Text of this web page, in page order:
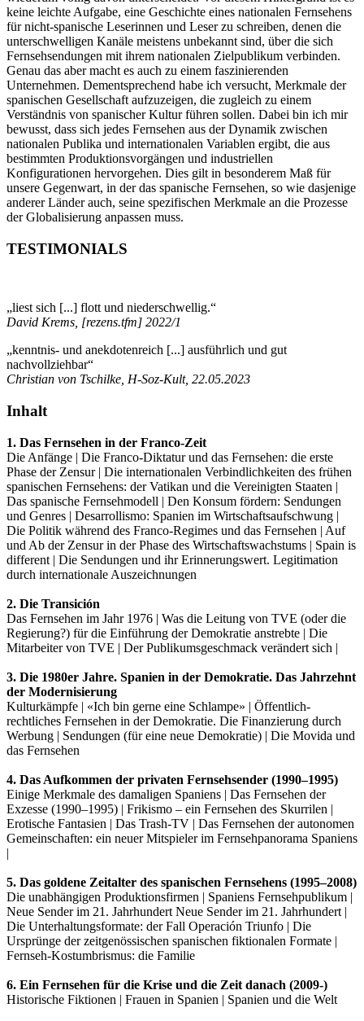
keine leichte Aufgabe, eine Geschichte eines nationalen Fernsehens
für nicht-spanische Leserinnen und Leser zu schreiben, denen die
unterschwelligen Kanäle meistens unbekannt sind, über die sich
Fernsehsendungen mit ihrem nationalen Zielpublikum verbinden.
Genau das aber macht es auch zu einem faszinierenden
Unternehmen. Dementsprechend habe ich versucht, Merkmale der
spanischen Gesellschaft aufzuzeigen, die zugleich zu einem
Verständnis von spanischer Kultur führen sollen. Dabei bin ich mir
bewusst, dass sich jedes Fernsehen aus der Dynamik zwischen
nationalen Publika und internationalen Variablen ergibt, die aus
bestimmten Produktionsvorgängen und industriellen
Konfigurationen hervorgehen. Dies gilt in besonderem Maß für
unsere Gegenwart, in der das spanische Fernsehen, so wie dasjenige
anderer Länder auch, seine spezifischen Merkmale an die Prozesse
der Globalisierung anpassen muss.
TESTIMONIALS
„liest sich [...] flott und niederschwellig.“
David Krems, [rezens.tfm] 2022/1
„kenntnis- und anekdotenreich [...] ausführlich und gut
nachvollziehbar“
Christian von Tschilke, H-Soz-Kult, 22.05.2023
Inhalt
1. Das Fernsehen in der Franco-Zeit
Die Anfänge | Die Franco-Diktatur und das Fernsehen: die erste
Phase der Zensur | Die internationalen Verbindlichkeiten des frühen
spanischen Fernsehens: der Vatikan und die Vereinigten Staaten |
Das spanische Fernsehmodell | Den Konsum fördern: Sendungen
und Genres | Desarrollismo: Spanien im Wirtschaftsaufschwung |
Die Politik während des Franco-Regimes und das Fernsehen | Auf
und Ab der Zensur in der Phase des Wirtschaftswachstums | Spain is
different | Die Sendungen und ihr Erinnerungswert. Legitimation
durch internationale Auszeichnungen
2. Die Transición
Das Fernsehen im Jahr 1976 | Was die Leitung von TVE (oder die
Regierung?) für die Einführung der Demokratie anstrebte | Die
Mitarbeiter von TVE | Der Publikumsgeschmack verändert sich |
3. Die 1980er Jahre. Spanien in der Demokratie. Das Jahrzehnt
der Modernisierung
Kulturkämpfe | «Ich bin gerne eine Schlampe» | Öffentlich-
rechtliches Fernsehen in der Demokratie. Die Finanzierung durch
Werbung | Sendungen (für eine neue Demokratie) | Die Movida und
das Fernsehen
4. Das Aufkommen der privaten Fernsehsender (1990–1995)
Einige Merkmale des damaligen Spaniens | Das Fernsehen der
Exzesse (1990–1995) | Frikismo – ein Fernsehen des Skurrilen |
Erotische Fantasien | Das Trash-TV | Das Fernsehen der autonomen
Gemeinschaften: ein neuer Mitspieler im Fernsehpanorama Spaniens
|
5. Das goldene Zeitalter des spanischen Fernsehens (1995–2008)
Die unabhängigen Produktionsfirmen | Spaniens Fernsehpublikum |
Neue Sender im 21. Jahrhundert Neue Sender im 21. Jahrhundert |
Die Unterhaltungsformate: der Fall Operación Triunfo | Die
Ursprünge der zeitgenössischen spanischen fiktionalen Formate |
Fernseh-Kostumbrismus: die Familie
6. Ein Fernsehen für die Krise und die Zeit danach (2009-)
Historische Fiktionen | Frauen in Spanien | Spanien und die Welt